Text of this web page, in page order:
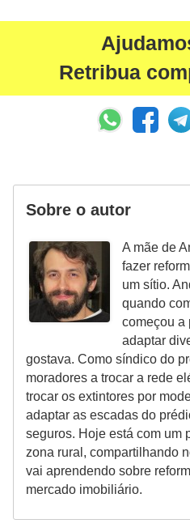
Retribua
Sobre o autor
A mãe de
fazer
um sítio.
quando
começou a
adaptar
gostava. Como síndico do
moradores a trocar a rede
trocar os extintores por
adaptar as escadas do
seguros. Hoje está com um
zona rural, compartilhando
vai aprendendo sobre
mercado imobiliário.